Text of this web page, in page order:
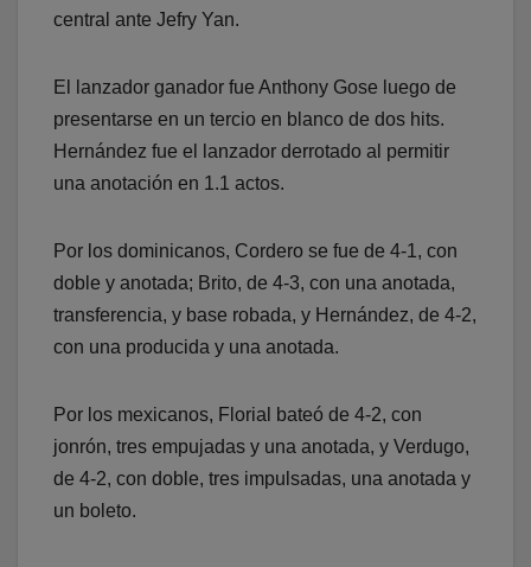
central ante Jefry Yan.
El lanzador ganador fue Anthony Gose luego de
presentarse en un tercio en blanco de dos hits.
Hernández fue el lanzador derrotado al permitir
una anotación en 1.1 actos.
Por los dominicanos, Cordero se fue de 4-1, con
doble y anotada; Brito, de 4-3, con una anotada,
transferencia, y base robada, y Hernández, de 4-2,
con una producida y una anotada.
Por los mexicanos, Florial bateó de 4-2, con
jonrón, tres empujadas y una anotada, y Verdugo,
de 4-2, con doble, tres impulsadas, una anotada y
un boleto.